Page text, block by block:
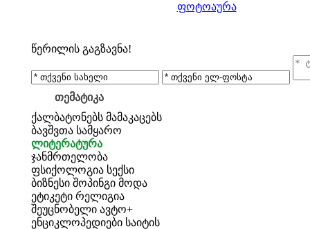
ფოტოაურა
წერილის გაგზავნა!
თემატიკა
ქალბატონებს მამაკაცებს
ბავშვთა სამყარო
ლიტერატურა
ჯანმრთელობა
ფსიქოლოგია სექსი
ბიზნესი შოპინგი მოდა
ეტიკეტი რელიგია
შეუცნობელი ავტო+
ენციკლოპედიები საიტის